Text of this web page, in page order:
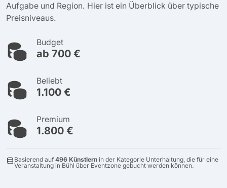
Aufgabe und Region. Hier ist ein Überblick über typische
Preisniveaus.
Budget
ab 700 €
Beliebt
1.100 €
Premium
1.800 €
Basierend auf 496 Künstlern in der Kategorie Unterhaltung, die für eine
Veranstaltung in Bühl über Eventzone gebucht werden können.